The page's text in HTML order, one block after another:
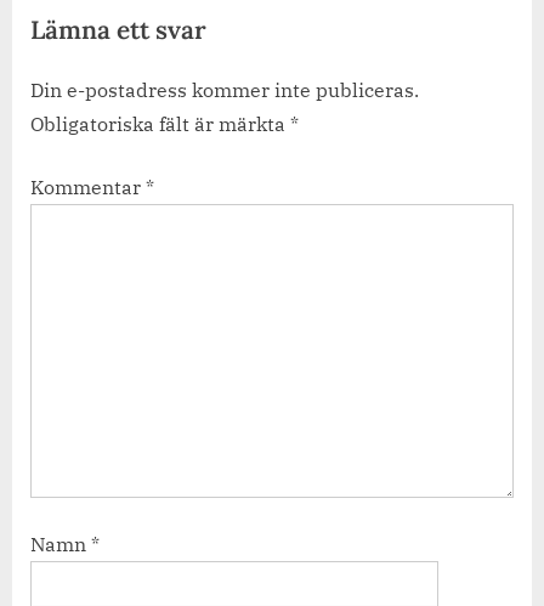
Lämna ett svar
Din e-postadress kommer inte publiceras.
Obligatoriska fält är märkta *
Kommentar *
Namn *